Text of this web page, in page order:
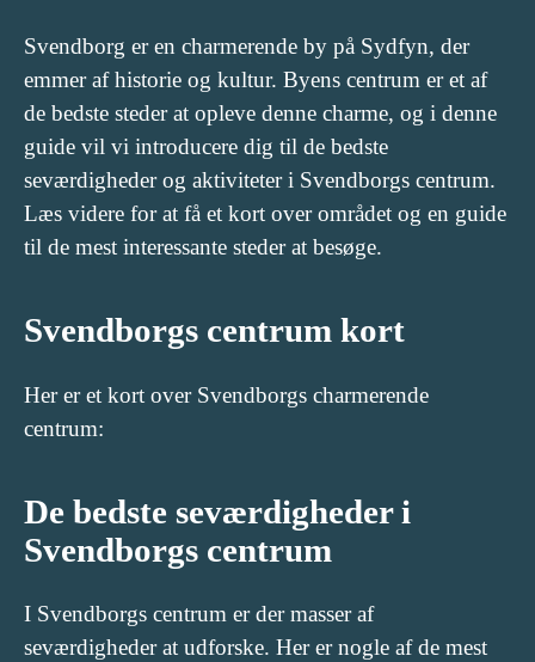
Svendborg er en charmerende by på Sydfyn, der
emmer af historie og kultur. Byens centrum er et af
de bedste steder at opleve denne charme, og i denne
guide vil vi introducere dig til de bedste
seværdigheder og aktiviteter i Svendborgs centrum.
Læs videre for at få et kort over området og en guide
til de mest interessante steder at besøge.
Svendborgs centrum kort
Her er et kort over Svendborgs charmerende
centrum:
De bedste seværdigheder i
Svendborgs centrum
I Svendborgs centrum er der masser af
seværdigheder at udforske. Her er nogle af de mest